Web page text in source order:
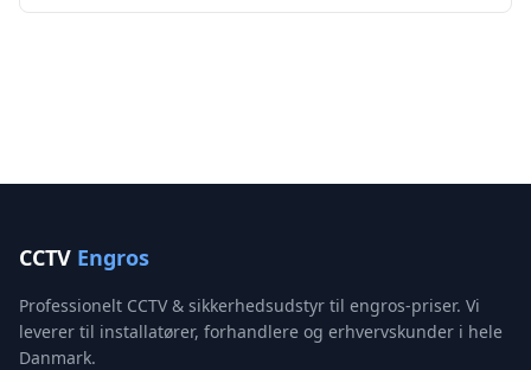
CCTV Engros
Professionelt CCTV & sikkerhedsudstyr til engros-priser. Vi
leverer til installatører, forhandlere og erhvervskunder i hele
Danmark.